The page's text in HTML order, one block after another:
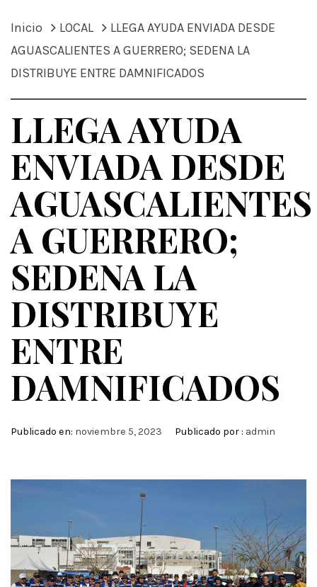
Inicio LOCAL
LLEGA AYUDA ENVIADA DESDE
AGUASCALIENTES A GUERRERO; SEDENA LA
DISTRIBUYE ENTRE DAMNIFICADOS
LLEGA AYUDA
ENVIADA DESDE
AGUASCALIENTES
A GUERRERO;
SEDENA LA
DISTRIBUYE
ENTRE
DAMNIFICADOS
Publicado en: noviembre 5, 2023 Publicado por : admin